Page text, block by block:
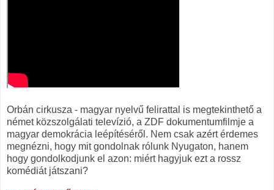
Orbán cirkusza - magyar nyelvű felirattal is megtekinthető a
német közszolgálati televízió, a ZDF dokumentumfilmje a
magyar demokrácia leépítéséről. Nem csak azért érdemes
megnézni, hogy mit gondolnak rólunk Nyugaton, hanem
hogy gondolkodjunk el azon: miért hagyjuk ezt a rossz
komédiát játszani?